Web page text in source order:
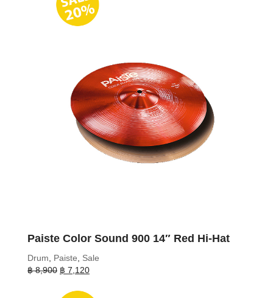
Paiste Color Sound 900 14″ Red Hi-Hat
Drum Paiste
Sale
฿8,900 Original
was:
฿ 7,120Current
is: